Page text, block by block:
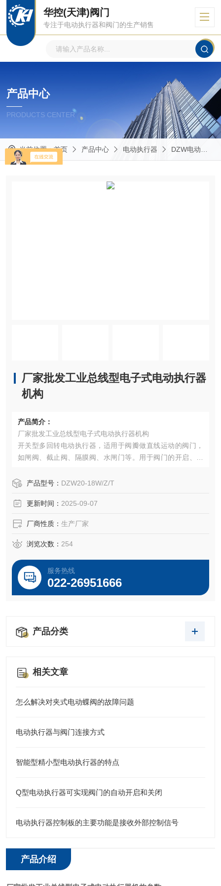
华控(天津)阀门
专注于电动执行器和阀门的生产销售
产品中心
PRODUCTS CENTER
当前位置：首页 产品中心 电动执行器 DZW电动执行器
厂家批发工业总线型电子式电动执行器
机构
产品简介：
厂家批发工业总线型电子式电动执行器机构
开关型多回转电动执行器，适用于阀瓣做直线运动的阀门，
如闸阀、截止阀、隔膜阀、水闸门等。用于阀门的开启、关
们具有功能全、性能可靠、控制系统、体积小、重量轻、使
纸、污水处理等部门。
产品型号： DZW20-18W/Z/T
更新时间： 2025-09-07
厂商性质： 生产厂家
浏览次数： 254
服务热线
022-26951666
产品分类
相关文章
怎么解决对夹式电动蝶阀的故障问题
电动执行器与阀门连接方式
智能型精小型电动执行器的特点
Q型电动执行器可实现阀门的自动开启和关闭
电动执行器控制板的主要功能是接收外部控制信号
产品介绍